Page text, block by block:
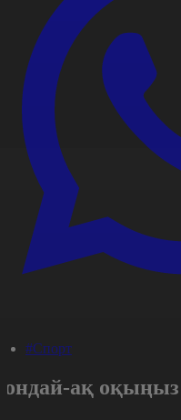
#Спорт
ақ оқыңыз